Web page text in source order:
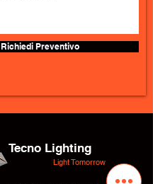
Richiedi Preventivo
Tecno Lighting
Light Tomorrow